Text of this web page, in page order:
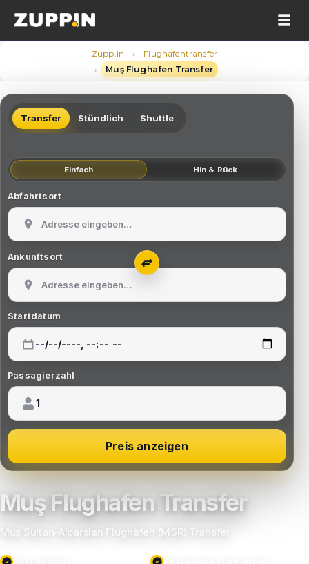
Zupp.in ›
Flughafentransfer
›
Muş Flughafen Transfer
Transfer Stündlich Shuttle
Einfach Hin & Rück
Abfahrtsort
Ankunftsort
Startdatum
Passagierzahl
Preis anzeigen
Muş Flughafen Transfer
Muş Sultan-Alparslan Flughafen (MSR) Transfer